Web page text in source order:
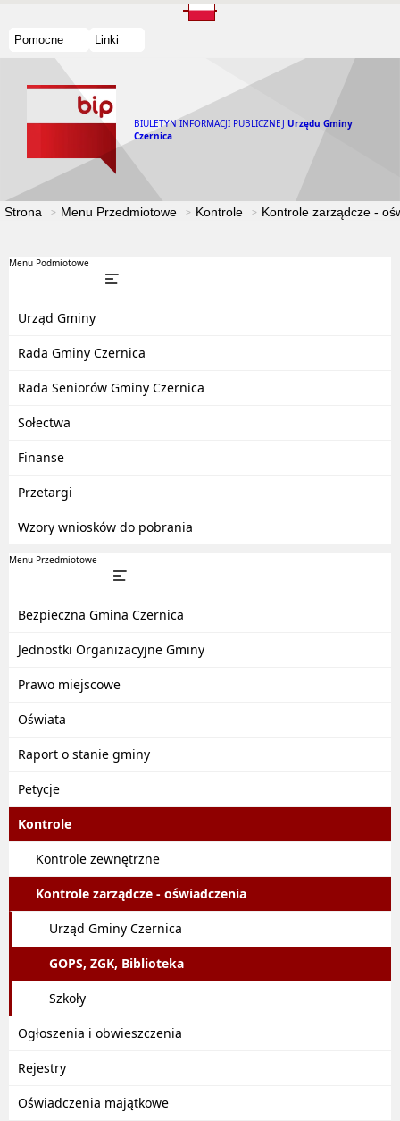
Pomocne Linki
BIULETYN INFORMACJI PUBLICZNEJ Urzędu Gminy
Czernica
Strona Menu Przedmiotowe Kontrole Kontrole zarządcze -
Menu Podmiotowe
Urząd Gminy
Rada Gminy Czernica
Rada Seniorów Gminy Czernica
Sołectwa
Finanse
Przetargi
Wzory wniosków do pobrania
Menu Przedmiotowe
Bezpieczna Gmina Czernica
Jednostki Organizacyjne Gminy
Prawo miejscowe
Oświata
Raport o stanie gminy
Petycje
Kontrole
Kontrole zewnętrzne
Kontrole zarządcze - oświadczenia
Urząd Gminy Czernica
GOPS, ZGK, Biblioteka
Szkoły
Ogłoszenia i obwieszczenia
Rejestry
Oświadczenia majątkowe